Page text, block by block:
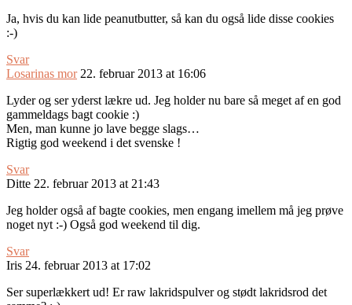
Ja, hvis du kan lide peanutbutter, så kan du også lide disse cookies
:-)
Svar
Losarinas mor 22. februar 2013 at 16:06
Lyder og ser yderst lækre ud. Jeg holder nu bare så meget af en god
gammeldags bagt cookie :)
Men, man kunne jo lave begge slags…
Rigtig god weekend i det svenske !
Svar
Ditte 22. februar 2013 at 21:43
Jeg holder også af bagte cookies, men engang imellem må jeg prøve
noget nyt :-) Også god weekend til dig.
Svar
Iris 24. februar 2013 at 17:02
Ser superlækkert ud! Er raw lakridspulver og stødt lakridsrod det